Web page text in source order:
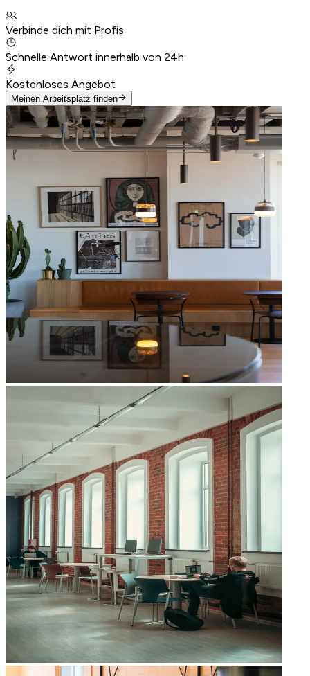
Verbinde dich mit Profis
Schnelle Antwort innerhalb von 24h
Kostenloses Angebot
Meinen Arbeitsplatz finden